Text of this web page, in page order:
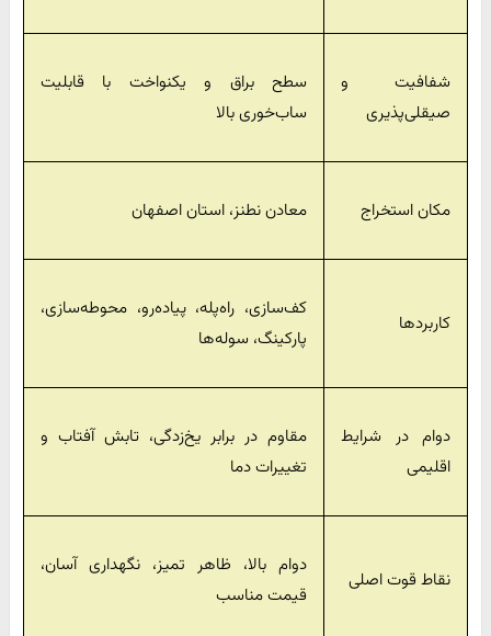
شفافیت و
صیقلی‌پذیری
سطح براق و یکنواخت با قابلیت
ساب‌خوری بالا
مکان استخراج معادن نطنز، استان اصفهان
کاربردها
کف‌سازی، راه‌پله، پیاده‌رو، محوطه‌سازی،
پارکینگ، سوله‌ها
دوام در شرایط
اقلیمی
مقاوم در برابر یخ‌زدگی، تابش آفتاب و
تغییرات دما
نقاط قوت اصلی
دوام بالا، ظاهر تمیز، نگهداری آسان،
قیمت مناسب